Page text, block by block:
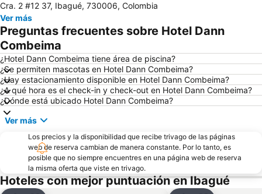
Camino Real
Museo del Arte del Tolima
Estadio Luis Antonio Duque Peña
Parque de los Aborígenes
Finca La Chapolera
Cra. 2 #12 37, Ibagué, 730006, Colombia
Ver más
Preguntas frecuentes sobre Hotel Dann
Combeima
¿Hotel Dann Combeima tiene área de piscina?
¿Se permiten mascotas en Hotel Dann Combeima?
¿Hay estacionamiento disponible en Hotel Dann Combeima?
¿A qué hora es el check-in y check-out en Hotel Dann Combeima?
¿Dónde está ubicado Hotel Dann Combeima?
Ver más
Los precios y la disponibilidad que recibe trivago de las páginas
web de reserva cambian de manera constante. Por lo tanto, es
posible que no siempre encuentres en una página web de reserva
la misma oferta que viste en trivago.
Hoteles con mejor puntuación en Ibagué